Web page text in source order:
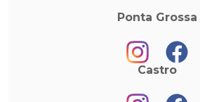
Ponta Grossa
Castro